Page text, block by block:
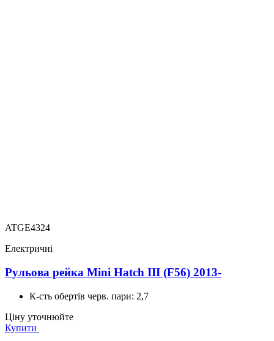
ATGE4324
Електричні
Рульова рейка Mini Hatch III (F56) 2013-
К-сть обертів черв. пари: 2,7
Ціну уточнюйте
Купити